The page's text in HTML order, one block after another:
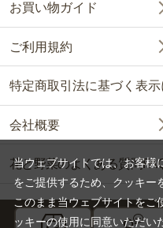
お買い物ガイド
ご利用規約
特定商取引法に基づく表示
会社概要
花と野菜のよくある質問
当ウェブサイトでは、お客様
をご提供するため、クッキー
このまま当ウェブサイトをご
ッキーの使用に同意いただい